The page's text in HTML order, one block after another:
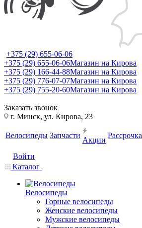
+375 (29) 655-06-06
+375 (29) 655-06-06Магазин на Кирова
+375 (29) 166-44-88Магазин на Кирова
+375 (29) 776-07-07Магазин на Кирова
+375 (29) 755-20-60Магазин на Кирова
Заказать звонок
г. Минск, ул. Кирова, 23
Велосипеды Запчасти
Акции
Рассрочка
Войти
Каталог
Велосипеды
Горные велосипеды
Женские велосипеды
Мужские велосипеды